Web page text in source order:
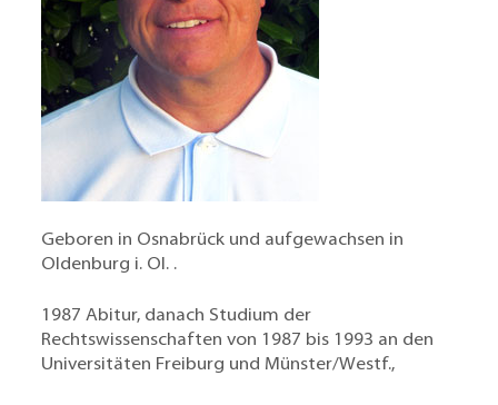
Geboren in Osnabrück und aufgewachsen in
Oldenburg i. Ol. .
1987 Abitur, danach Studium der
Rechtswissenschaften von 1987 bis 1993 an den
Universitäten Freiburg und Münster/Westf.,